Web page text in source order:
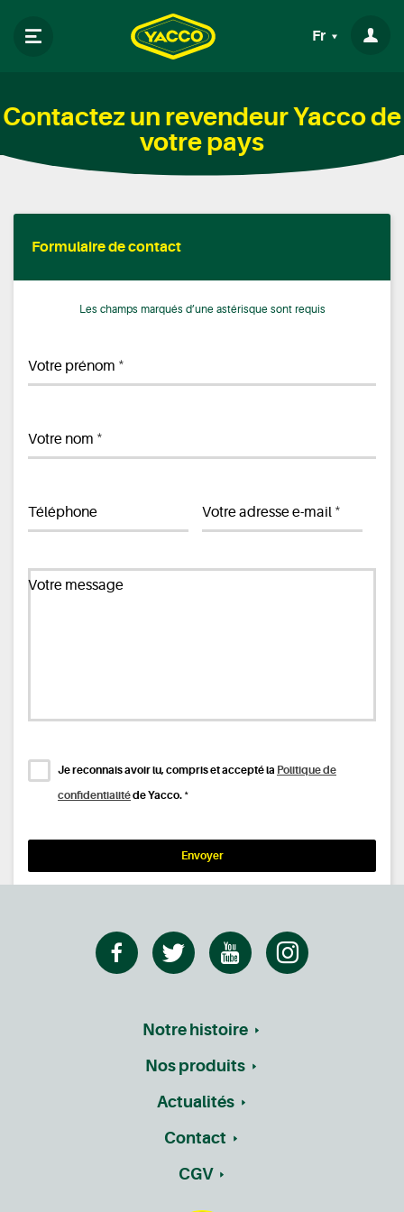
Fr
Contactez un revendeur Yacco de
votre pays
Formulaire de contact
Les champs marqués d’une astérisque sont requis
Votre prénom *
Votre nom *
Téléphone Votre adresse e-mail *
Votre message
Je reconnais avoir lu, compris et accepté la Politique de
confidentialitéde Yacco. *
Envoyer
Notre histoire
Nos produits
Actualités
Contact
CGV